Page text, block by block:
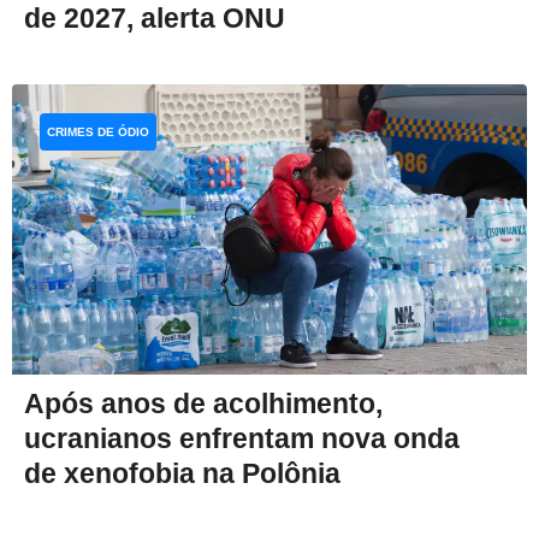
de 2027, alerta ONU
Após anos de acolhimento,
ucranianos enfrentam nova onda
de xenofobia na Polônia
CRIMES DE ÓDIO